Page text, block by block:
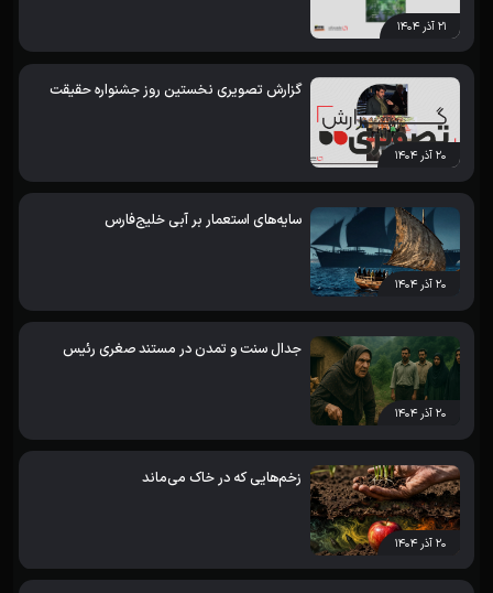
۲۱ آذر ۱۴۰۴
۲۰ آذر ۱۴۰۴
گزارش تصویری نخستین روز جشنواره حقیقت
۲۰ آذر ۱۴۰۴
سایه‌های استعمار بر آبی خلیج‌فارس
۲۰ آذر ۱۴۰۴
جدال سنت و تمدن در مستند صغری رئیس
۲۰ آذر ۱۴۰۴
زخم‌هایی که در خاک می‌ماند